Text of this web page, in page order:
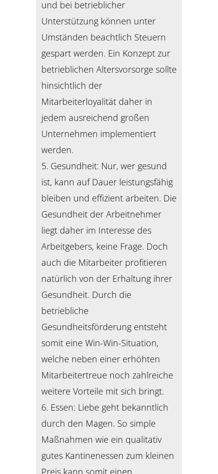
und bei betrieblicher
Unterstützung können unter
Umständen beachtlich Steuern
gespart werden. Ein Konzept zur
betrieblichen Altersvorsorge sollte
hinsichtlich der
Mitarbeiterloyalität daher in
jedem ausreichend großen
Unternehmen implementiert
werden.
5. Gesundheit: Nur, wer gesund
ist, kann auf Dauer leistungsfähig
bleiben und effizient arbeiten. Die
Gesundheit der Arbeitnehmer
liegt daher im Interesse des
Arbeitgebers, keine Frage. Doch
auch die Mitarbeiter profitieren
natürlich von der Erhaltung ihrer
Gesundheit. Durch die
betriebliche
Gesundheitsförderung entsteht
somit eine Win-Win-Situation,
welche neben einer erhöhten
Mitarbeitertreue noch zahlreiche
weitere Vorteile mit sich bringt.
6. Essen: Liebe geht bekanntlich
durch den Magen. So simple
Maßnahmen wie ein qualitativ
gutes Kantinenessen zum kleinen
Preis kann somit einen